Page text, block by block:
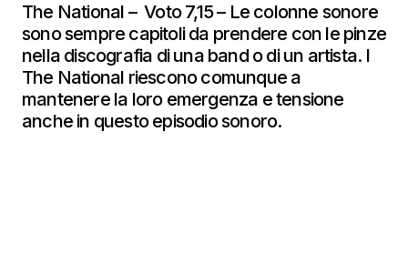
The National – Voto 7,15 – Le colonne sonore
sono sempre capitoli da prendere con le pinze
nella discografia di una band o di un artista. I
The National riescono comunque a
mantenere la loro emergenza e tensione
anche in questo episodio sonoro.